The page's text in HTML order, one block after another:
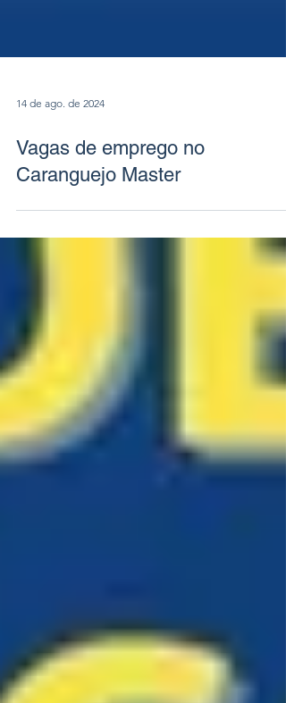
14 de ago. de 2024
Vagas de emprego no
Caranguejo Master